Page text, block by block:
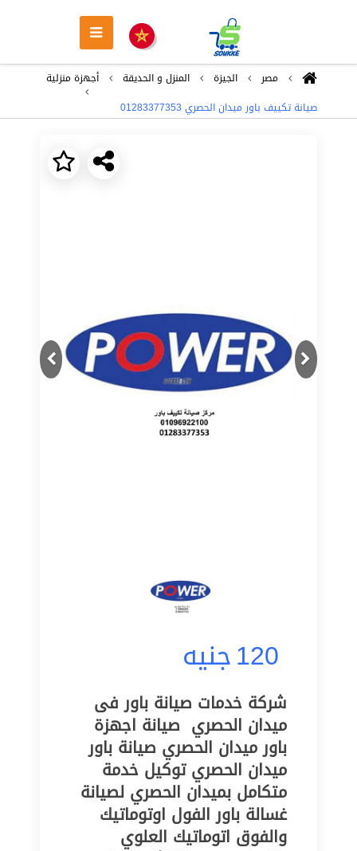
مصر الجيزة المنزل و الحديقة
أجهزة منزلية
صيانة تكييف باور ميدان الحصري ‎ 01283377353
Previous
Next
120جنيه
شركة خدمات صيانة باور فى
ميدان الحصري ‎ صيانة اجهزة
باور ميدان الحصري‎ صيانة باور
ميدان الحصري‎ توكيل خدمة
متكامل بميدان الحصري‎ لصيانة
غسالة باور الفول اوتوماتيك
والفوق اتوماتيك العلوي